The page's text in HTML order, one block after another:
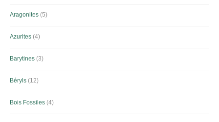
Aragonites 5
Azurites 4
Barytines 3
Béryls 12
Bois Fossiles 4